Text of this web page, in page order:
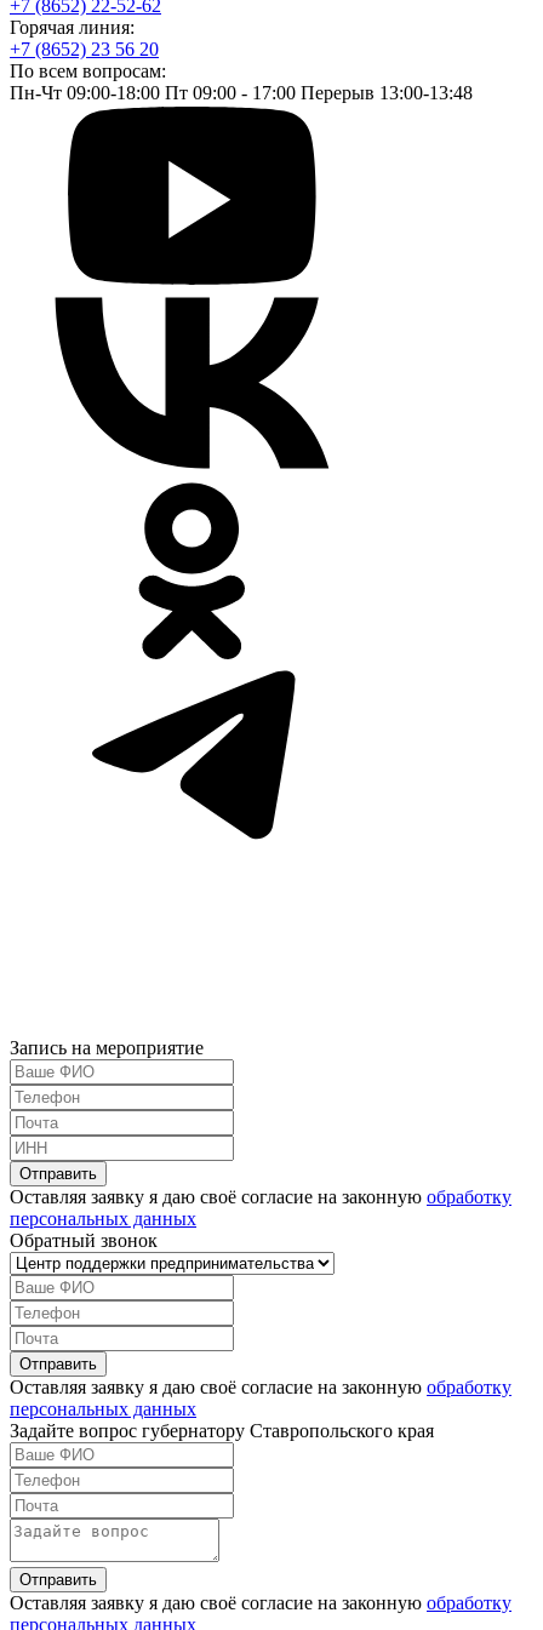
+7 (8652) 22-52-62
Горячая линия:
+7 (8652) 23 56 20
По всем вопросам:
Пн-Чт 09:00-18:00 Пт 09:00 - 17:00 Перерыв 13:00-13:48
Запись на мероприятие
Оставляя заявку я даю своё согласие на законную обработку
персональных данных
Обратный звонок
Оставляя заявку я даю своё согласие на законную обработку
персональных данных
Задайте вопрос губернатору Ставропольского края
Оставляя заявку я даю своё согласие на законную обработку
персональных данных